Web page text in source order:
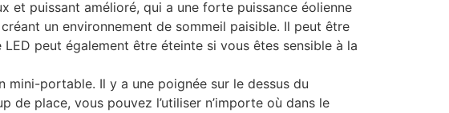
et puissant amélioré, qui a une forte puissance éolienne
un environnement de sommeil paisible. Il peut être
peut également être éteinte si vous êtes sensible à la
mini-portable. Il y a une poignée sur le dessus du
de place, vous pouvez l’utiliser n’importe où dans le